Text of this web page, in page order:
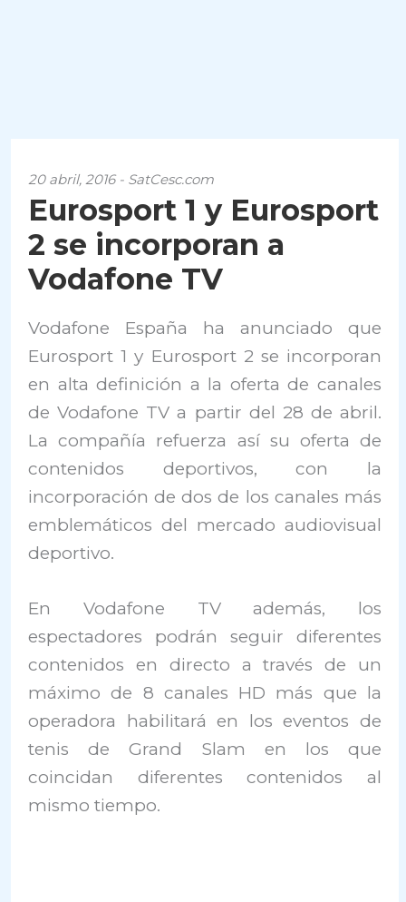
20 abril, 2016 - SatCesc.com
Eurosport 1 y Eurosport
2 se incorporan a
Vodafone TV
Vodafone España ha anunciado que
Eurosport 1 y Eurosport 2 se incorporan
en alta definición a la oferta de canales
de Vodafone TV a partir del 28 de abril.
La compañía refuerza así su oferta de
contenidos deportivos, con la
incorporación de dos de los canales más
emblemáticos del mercado audiovisual
deportivo.
En Vodafone TV además, los
espectadores podrán seguir diferentes
contenidos en directo a través de un
máximo de 8 canales HD más que la
operadora habilitará en los eventos de
tenis de Grand Slam en los que
coincidan diferentes contenidos al
mismo tiempo.